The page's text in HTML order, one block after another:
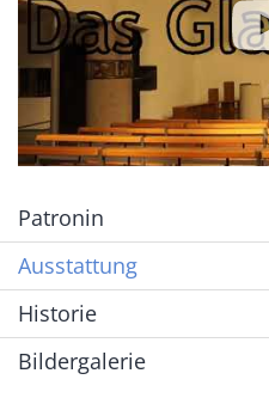
Patronin
Ausstattung
Historie
Bildergalerie